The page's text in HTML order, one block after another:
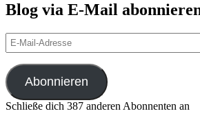
Blog via E-Mail
E-
Mail-
Adresse
Abonnieren
Schließe dich 387 anderen Abonnenten an